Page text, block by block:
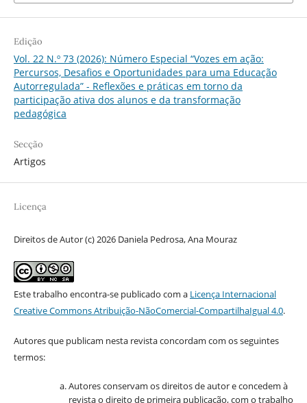
Edição
Vol. 22 N.º 73 (2026): Número Especial “Vozes em ação:
Percursos, Desafios e Oportunidades para uma Educação
Autorregulada” - Reflexões e práticas em torno da
participação ativa dos alunos e da transformação
pedagógica
Secção
Artigos
Licença
Direitos de Autor (c) 2026 Daniela Pedrosa, Ana Mouraz
Este trabalho encontra-se publicado com a Licença Internacional
Creative Commons Atribuição-NãoComercial-CompartilhaIgual 4.0.
Autores que publicam nesta revista concordam com os seguintes
termos:
Autores conservam os direitos de autor e concedem à
revista o direito de primeira publicação, com o trabalho